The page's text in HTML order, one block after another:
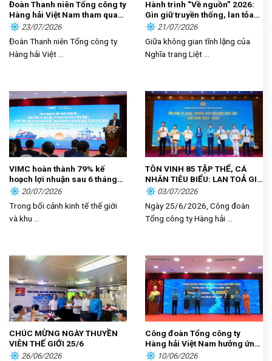
Đoàn Thanh niên Tổng công ty
Hàng hải Việt Nam tham quan,
học tập thực tế tại Nhà Quốc
hội
23/07/2026
Đoàn Thanh niên Tổng công ty
Hàng hải Việt ...
Hành trình “Về nguồn” 2026:
Gìn giữ truyền thống, lan tỏa
trách nhiệm
21/07/2026
Giữa không gian tĩnh lặng của
Nghĩa trang Liệt ...
VIMC hoàn thành 79% kế
hoạch lợi nhuận sau 6 tháng
đầu năm
20/07/2026
Trong bối cảnh kinh tế thế giới
và khu ...
TÔN VINH 85 TẬP THỂ, CÁ
NHÂN TIÊU BIỂU: LAN TOẢ GIÁ
TRỊ CỐNG HIẾN, KHƠI DẬY
KHÁT VỌNG PHÁT TRIỂN
TRONG NGƯỜI LAO ĐỘNG
HÀNG HẢI
03/07/2026
Ngày 25/6/2026, Công đoàn
Tổng công ty Hàng hải ...
CHÚC MỪNG NGÀY THUYỀN
VIÊN THẾ GIỚI 25/6
26/06/2026
Công đoàn Tổng công ty
Hàng hải Việt Nam hưởng ứng
phong trào thi đua “Lao động
10/06/2026